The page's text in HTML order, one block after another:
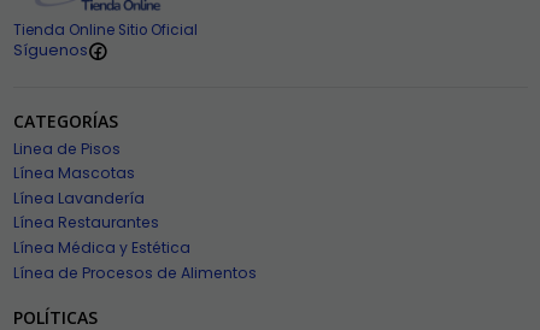
Tienda Online Sitio Oficial
Síguenos
CATEGORÍAS
Linea de Pisos
Línea Mascotas
Línea Lavandería
Línea Restaurantes
Línea Médica y Estética
Línea de Procesos de Alimentos
POLÍTICAS